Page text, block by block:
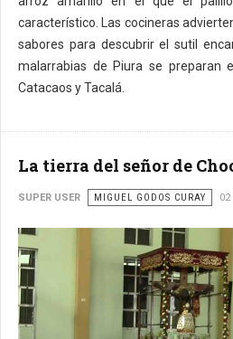
característico. Las cocineras
sabores para descubrir el sutil
malarrabias de Piura se preparan
Catacaos y Tacalá.
La tierra del señor de
SUPER USER MIGUEL GODOS CURAY 02